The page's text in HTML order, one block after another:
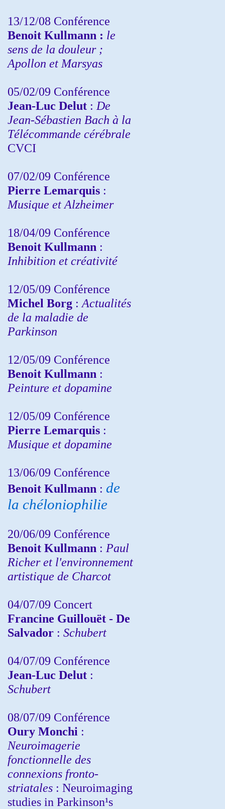
13/12/08 Conférence
Benoit Kullmann : le
sens de la douleur ;
Apollon et Marsyas
05/02/09 Conférence
Jean-Luc Delut : De
Jean-Sébastien Bach à la
Télécommande cérébrale
CVCI
07/02/09 Conférence
Pierre Lemarquis :
Musique et Alzheimer
18/04/09 Conférence
Benoit Kullmann :
Inhibition et créativité
12/05/09 Conférence
Michel Borg : Actualités
de la maladie de
Parkinson
12/05/09 Conférence
Benoit Kullmann :
Peinture et dopamine
12/05/09 Conférence
Pierre Lemarquis :
Musique et dopamine
13/06/09 Conférence
Benoit Kullmann : de
la chéloniophilie
20/06/09 Conférence
Benoit Kullmann : Paul
Richer et l'environnement
artistique de Charcot
04/07/09 Concert
Francine Guillouët - De
Salvador : Schubert
04/07/09 Conférence
Jean-Luc Delut :
Schubert
08/07/09 Conférence
Oury Monchi :
Neuroimagerie
fonctionnelle des
connexions fronto-
striatales : Neuroimaging
studies in Parkinson¹s